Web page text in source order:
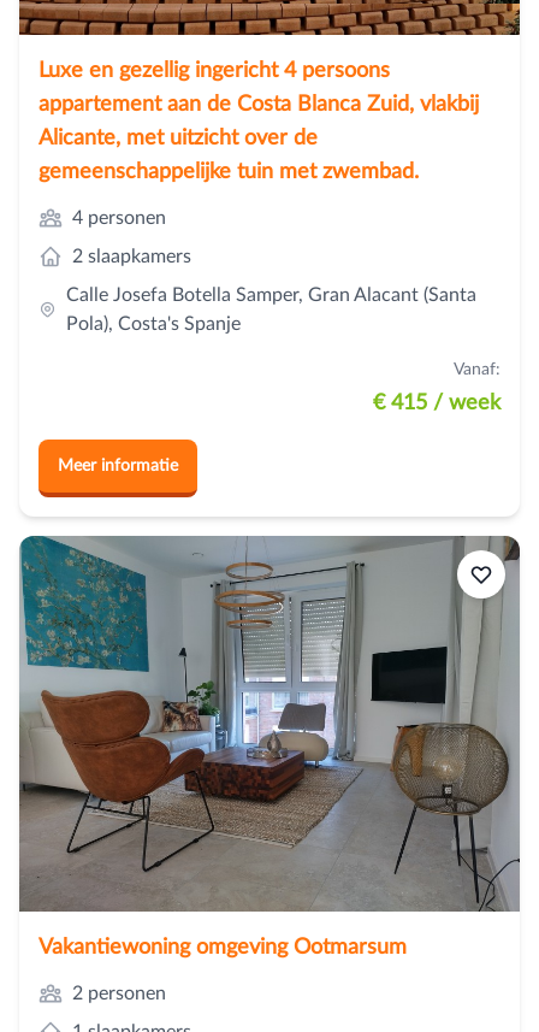
Luxe en gezellig ingericht 4 persoons
appartement aan de Costa Blanca Zuid, vlakbij
Alicante, met uitzicht over de
gemeenschappelijke tuin met zwembad.
4 personen
2 slaapkamers
Calle Josefa Botella Samper, Gran Alacant (Santa
Pola), Costa's Spanje
Vanaf:
€ 415 / week
Meer informatie
Vakantiewoning omgeving Ootmarsum
2 personen